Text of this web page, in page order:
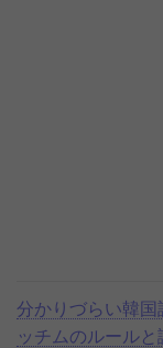
分かりづらい韓国
ッチムのルールと